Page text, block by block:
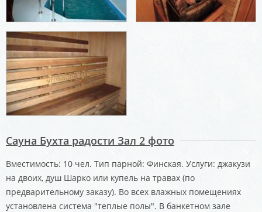
Сауна Бухта радости Зал 2 фото
Вместимость: 10 чел. Тип парной: Финская. Услуги: джакузи
на двоих, душ Шарко или купель на травах (по
предварительному заказу). Во всех влажных помещениях
установлена система "теплые полы". В банкетном зале